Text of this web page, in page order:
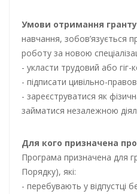
Умови отримання гранту
навчання, зобов’язується
роботу за новою
- укласти трудовий або гіг-
- підписати цивільно-
- зареєструватися як
займатися незалежною
Для кого призначена
Програма призначена для
Порядку), які:
- перебувають у відпустці